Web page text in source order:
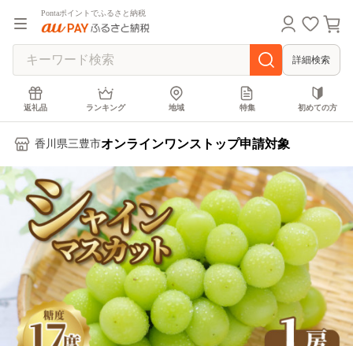
Pontaポイントでふるさと納税
詳細検索
返礼品 ランキング 地域 特集 初めての方
香川県三豊市オンラインワンストップ申請対象